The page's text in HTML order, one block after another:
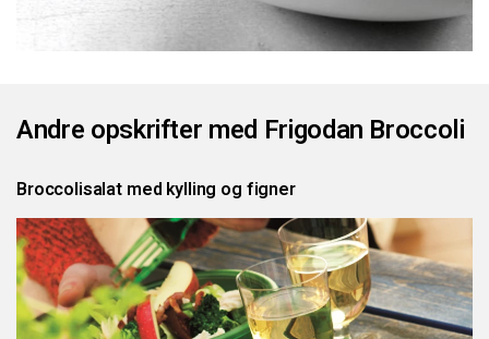
Andre opskrifter med Frigodan Broccoli
Broccolisalat med kylling og figner